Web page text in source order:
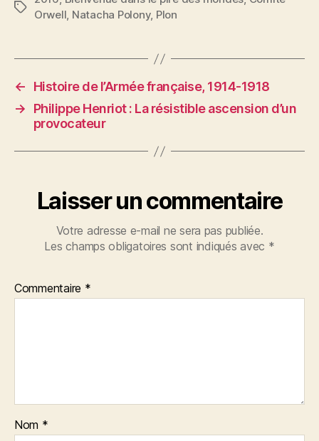
Étiquettes
Orwell, Natacha Polony, Plon
←
Histoire de l’Armée française, 1914-1918
→
Philippe Henriot : La résistible ascension d’un
provocateur
Laisser un commentaire
Votre adresse e-mail ne sera pas publiée.
Les champs obligatoires sont indiqués avec *
Commentaire *
Nom *